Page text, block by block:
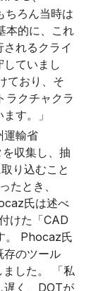
ろん当時は
本的に、これ
れるクライ
ていまし
ており、そ
ラクチャクラ
す。」
運輸省
収集し、抽
り込むこと
たとき、
氏は述べ
けた「CAD
。 Phocaz氏
存のツール
した。 「私
遅く、DOTが